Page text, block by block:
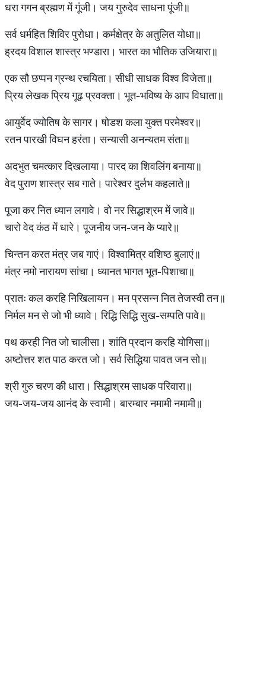
धरा गगन ब्रह्मण में गूंजी। जय गुरुदेव साधना पूंजी॥
सर्व धर्महित शिविर पुरोधा। कर्मक्षेत्र के अतुलित योधा॥
ह्रदय विशाल शास्त्र भण्डारा। भारत का भौतिक उजियारा॥
एक सौ छप्पन ग्रन्थ रचयिता। सीधी साधक विश्व विजेता॥
प्रिय लेखक प्रिय गूढ़ प्रवक्ता। भूत-भविष्य के आप विधाता॥
आयुर्वेद ज्योतिष के सागर। षोडश कला युक्त परमेश्वर॥
रतन पारखी विघन हरंता। सन्यासी अनन्यतम संता॥
अदभुत चमत्कार दिखलाया। पारद का शिवलिंग बनाया॥
वेद पुराण शास्त्र सब गाते। पारेश्वर दुर्लभ कहलाते॥
पूजा कर नित ध्यान लगावे। वो नर सिद्धाश्रम में जावे॥
चारो वेद कंठ में धारे। पूजनीय जन-जन के प्यारे॥
चिन्तन करत मंत्र जब गाएं। विश्वामित्र वशिष्ठ बुलाएं॥
मंत्र नमो नारायण सांचा। ध्यानत भागत भूत-पिशाचा॥
प्रातः कल करहि निखिलायन। मन प्रसन्न नित तेजस्वी तन॥
निर्मल मन से जो भी ध्यावे। रिद्धि सिद्धि सुख-सम्पति पावे॥
पथ करही नित जो चालीसा। शांति प्रदान करहि योगिसा॥
अष्टोत्तर शत पाठ करत जो। सर्व सिद्धिया पावत जन सो॥
श्री गुरु चरण की धारा। सिद्धाश्रम साधक परिवारा॥
जय-जय-जय आनंद के स्वामी। बारम्बार नमामी नमामी॥